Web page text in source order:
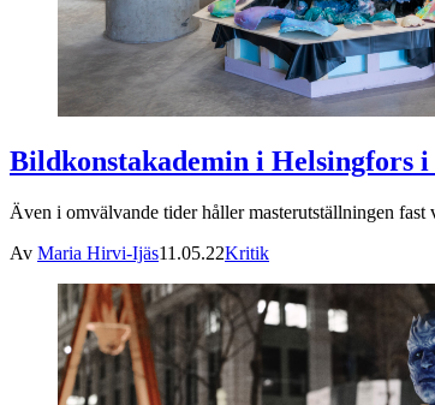
Bildkonstakademin i Helsingfors i
Även i omvälvande tider håller masterutställningen
Av Maria Hirvi-Ijäs11.05.22Kritik